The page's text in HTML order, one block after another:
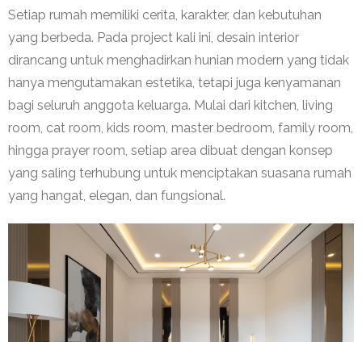
Setiap rumah memiliki cerita, karakter, dan kebutuhan
yang berbeda. Pada project kali ini, desain interior
dirancang untuk menghadirkan hunian modern yang tidak
hanya mengutamakan estetika, tetapi juga kenyamanan
bagi seluruh anggota keluarga. Mulai dari kitchen, living
room, cat room, kids room, master bedroom, family room,
hingga prayer room, setiap area dibuat dengan konsep
yang saling terhubung untuk menciptakan suasana rumah
yang hangat, elegan, dan fungsional.